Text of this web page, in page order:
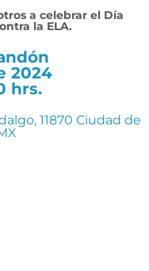
a celebrar el Día
la ELA.
2024
hrs.
11870 Ciudad de